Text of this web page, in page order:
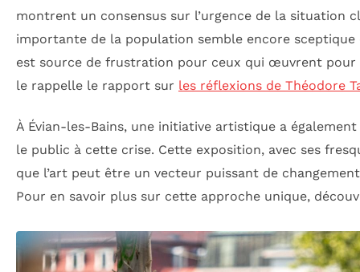
montrent un consensus sur l’urgence de la situation
importante de la population semble encore sceptique
est source de frustration pour ceux qui œuvrent pour
le rappelle le rapport sur les réflexions de Théodore
À Évian-les-Bains, une initiative artistique a
le public à cette crise. Cette exposition, avec ses
que l’art peut être un vecteur puissant de
Pour en savoir plus sur cette approche unique,